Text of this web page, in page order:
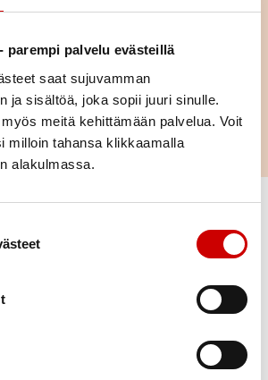
parempi palvelu evästeillä
saat sujuvamman
ja sisältöä, joka sopii juuri sinulle.
meitä kehittämään palvelua. Voit
milloin tahansa klikkaamalla
alakulmassa.
Sydänpiirin toiminta
tarjoaa yhdistysten jäsenille monipuolista
KAIKKI UUTISET